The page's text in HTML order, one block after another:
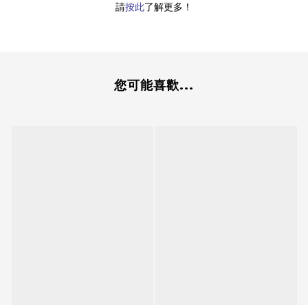
請按此了解更多！
您可能喜歡...